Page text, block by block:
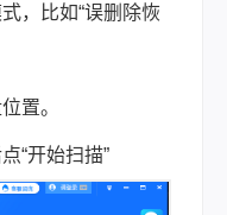
，比如“误删除恢
置。
“开始扫描”